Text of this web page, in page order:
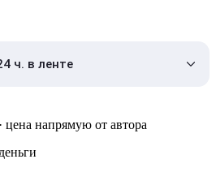
ч. в ленте
· цена напрямую от автора